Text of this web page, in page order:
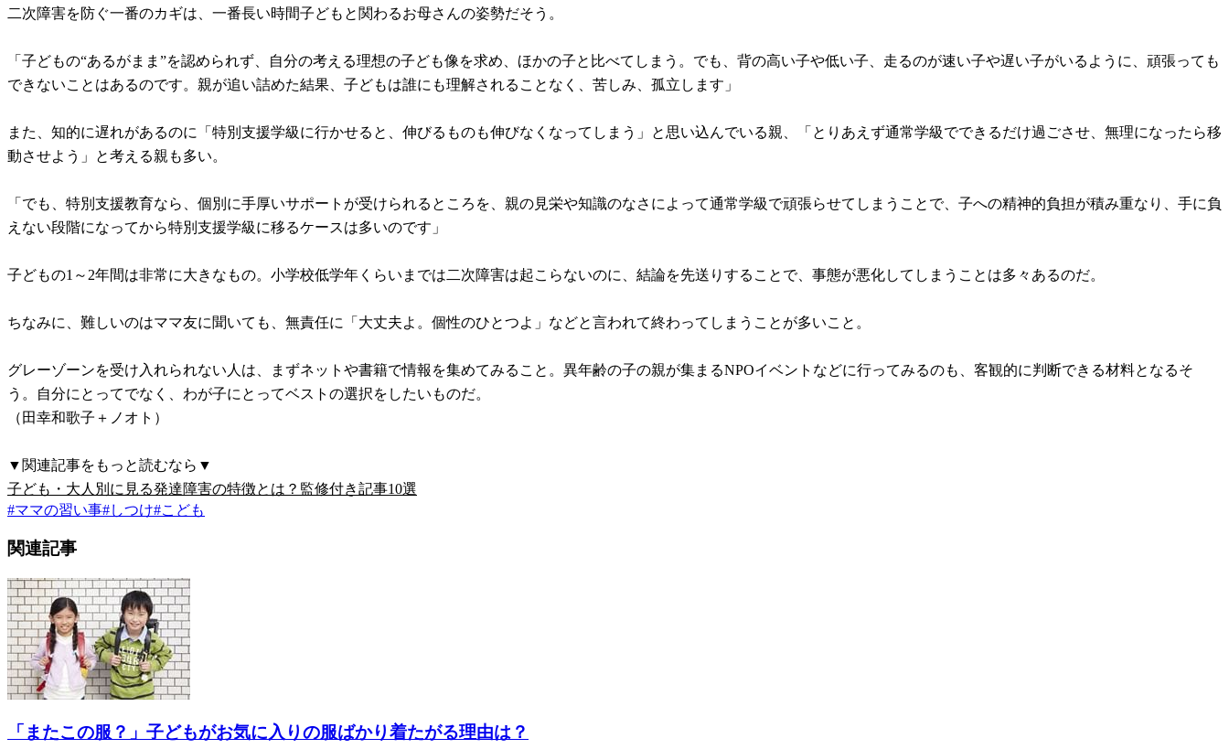
二次障害を防ぐ一番のカギは、一番長い時間子どもと関わるお母さんの姿勢だそう。
「子どもの“あるがまま”を認められず、自分の考える理想の子ども像を求め、ほかの子と比べてしまう。でも、背の高い子や低い子、走るのが速い子や遅い子がいるように、頑張っても
できないことはあるのです。親が追い詰めた結果、子どもは誰にも理解されることなく、苦しみ、孤立します」
また、知的に遅れがあるのに「特別支援学級に行かせると、伸びるものも伸びなくなってしまう」と思い込んでいる親、「とりあえず通常学級でできるだけ過ごさせ、無理になったら移
動させよう」と考える親も多い。
「でも、特別支援教育なら、個別に手厚いサポートが受けられるところを、親の見栄や知識のなさによって通常学級で頑張らせてしまうことで、子への精神的負担が積み重なり、手に負
えない段階になってから特別支援学級に移るケースは多いのです」
子どもの1～2年間は非常に大きなもの。小学校低学年くらいまでは二次障害は起こらないのに、結論を先送りすることで、事態が悪化してしまうことは多々あるのだ。
ちなみに、難しいのはママ友に聞いても、無責任に「大丈夫よ。個性のひとつよ」などと言われて終わってしまうことが多いこと。
グレーゾーンを受け入れられない人は、まずネットや書籍で情報を集めてみること。異年齢の子の親が集まるNPOイベントなどに行ってみるのも、客観的に判断できる材料となるそ
う。自分にとってでなく、わが子にとってベストの選択をしたいものだ。
（田幸和歌子＋ノオト）
▼関連記事をもっと読むなら▼
子ども・大人別に見る発達障害の特徴とは？監修付き記事10選
#ママの習い事#しつけ#こども
関連記事
「またこの服？」子どもがお気に入りの服ばかり着たがる理由は？